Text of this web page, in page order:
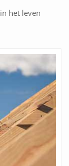
in het leven